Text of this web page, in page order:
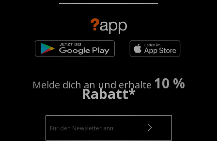
Melde dich an und erhalte 10 %
Rabatt*